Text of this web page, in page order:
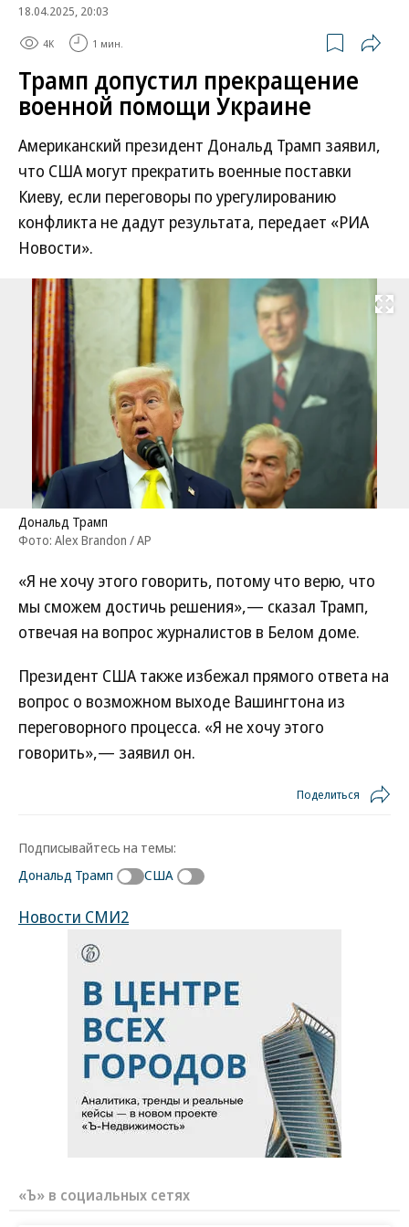
18.04.2025, 20:03
4K 1 мин.
Трамп допустил прекращение
военной помощи Украине
Американский президент Дональд Трамп заявил,
что США могут прекратить военные поставки
Киеву, если переговоры по урегулированию
конфликта не дадут результата, передает «РИА
Новости».
Развернуть
Дональд Трамп
Фото: Alex Brandon / AP
«Я не хочу этого говорить, потому что верю, что
мы сможем достичь решения»,— сказал Трамп,
отвечая на вопрос журналистов в Белом доме.
Президент США также избежал прямого ответа на
вопрос о возможном выходе Вашингтона из
переговорного процесса. «Я не хочу этого
говорить»,— заявил он.
Поделиться
Подписывайтесь на темы:
Дональд Трамп
США
Новости СМИ2
«Ъ» в социальных сетях